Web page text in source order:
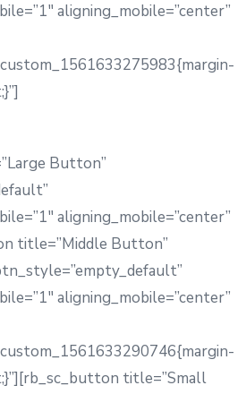
aligning_mobile=”center”
Button”
aligning_mobile=”center”
title=”Middle Button”
aligning_mobile=”center”
title=”Small